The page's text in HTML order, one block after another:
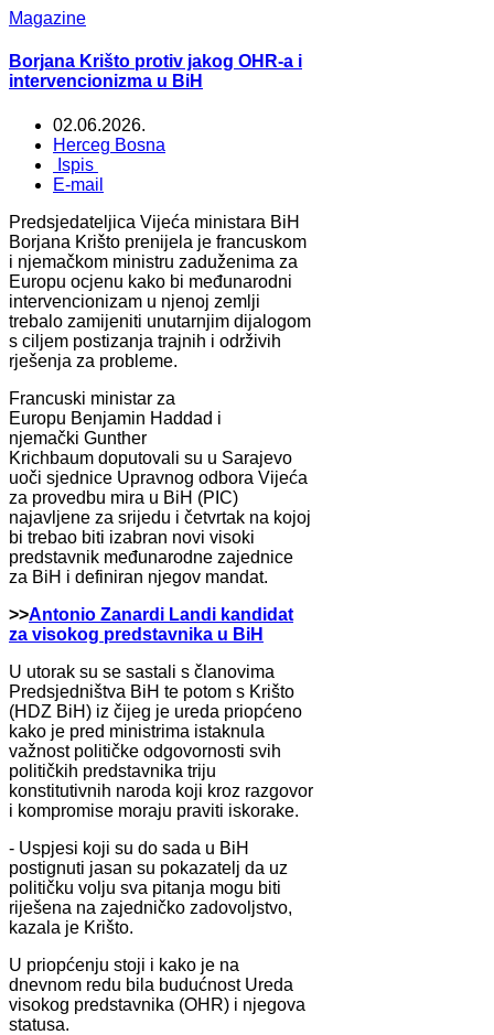
Magazine
Borjana Krišto protiv jakog OHR-a i
intervencionizma u BiH
02.06.2026.
Herceg Bosna
Ispis
E-mail
Predsjedateljica Vijeća ministara BiH
Borjana Krišto prenijela je francuskom
i njemačkom ministru zaduženima za
Europu ocjenu kako bi međunarodni
intervencionizam u njenoj zemlji
trebalo zamijeniti unutarnjim dijalogom
s ciljem postizanja trajnih i održivih
rješenja za probleme.
Francuski ministar za
Europu Benjamin Haddad i
njemački Gunther
Krichbaum doputovali su u Sarajevo
uoči sjednice Upravnog odbora Vijeća
za provedbu mira u BiH (PIC)
najavljene za srijedu i četvrtak na kojoj
bi trebao biti izabran novi visoki
predstavnik međunarodne zajednice
za BiH i definiran njegov mandat.
>>Antonio Zanardi Landi kandidat
za visokog predstavnika u BiH
U utorak su se sastali s članovima
Predsjedništva BiH te potom s Krišto
(HDZ BiH) iz čijeg je ureda priopćeno
kako je pred ministrima istaknula
važnost političke odgovornosti svih
političkih predstavnika triju
konstitutivnih naroda koji kroz razgovor
i kompromise moraju praviti iskorake.
- Uspjesi koji su do sada u BiH
postignuti jasan su pokazatelj da uz
političku volju sva pitanja mogu biti
riješena na zajedničko zadovoljstvo,
kazala je Krišto.
U priopćenju stoji i kako je na
dnevnom redu bila budućnost Ureda
visokog predstavnika (OHR) i njegova
statusa.